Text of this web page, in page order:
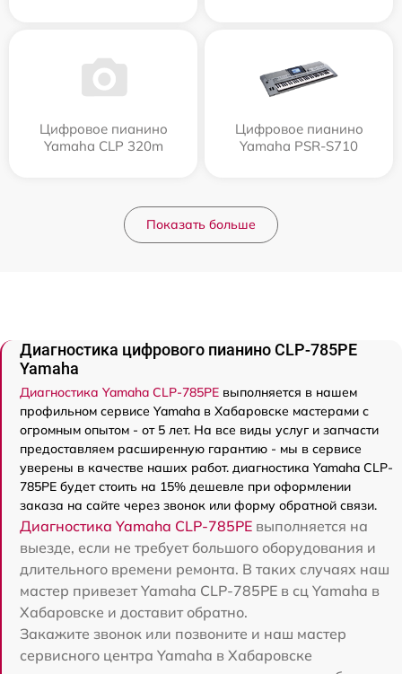
Цифровое пианино
Yamaha CLP 320m
Цифровое пианино
Yamaha PSR-S710
Показать больше
Диагностика цифрового пианино CLP-785PE
Yamaha
Диагностика Yamaha CLP-785PE выполняется в нашем
профильном сервисе Yamaha в Хабаровске мастерами с
огромным опытом - от 5 лет. На все виды услуг и запчасти
предоставляем расширенную гарантию - мы в сервисе
уверены в качестве наших работ. диагностика Yamaha CLP-
785PE будет стоить на 15% дешевле при оформлении
заказа на сайте через звонок или форму обратной связи.
Диагностика Yamaha CLP-785PE выполняется на
выезде, если не требует большого оборудования и
длительного времени ремонта. В таких случаях наш
мастер привезет Yamaha CLP-785PE в сц Yamaha в
Хабаровске и доставит обратно.
Закажите звонок или позвоните и наш мастер
сервисного центра Yamaha в Хабаровске